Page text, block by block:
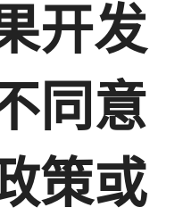
开发
同意
策或